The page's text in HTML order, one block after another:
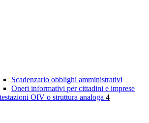
Scadenzario obblighi amministrativi
Oneri informativi per cittadini e imprese
OIV o struttura analoga 4